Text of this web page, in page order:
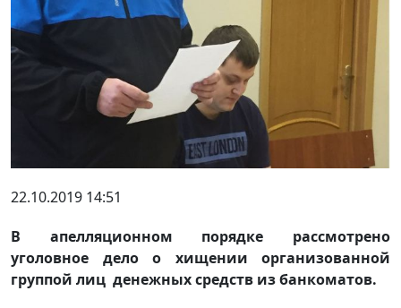
22.10.2019 14:51
В апелляционном порядке рассмотрено
уголовное дело о хищении организованной
группой лиц денежных средств из банкоматов.